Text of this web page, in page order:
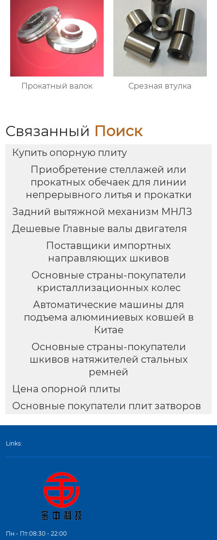
Прокатный валок Срезная втулка
Связанный Поиск
Купить опорную плиту
Приобретение стеллажей или
прокатных обечаек для линии
непрерывного литья и прокатки
Задний вытяжной механизм МНЛЗ
Дешевые Главные валы двигателя
Поставщики импортных
направляющих шкивов
Основные страны-покупатели
кристаллизационных колес
Автоматические машины для
подъема алюминиевых ковшей в
Китае
Основные страны-покупатели
шкивов натяжителей стальных
ремней
Цена опорной плиты
Основные покупатели плит затворов
Links:
Пн - Пт:08:30 - 22:00